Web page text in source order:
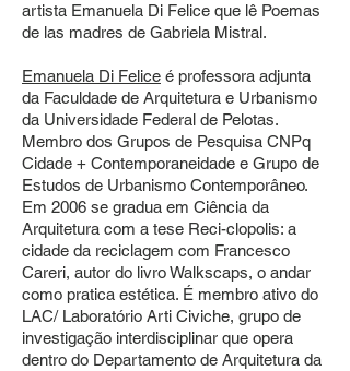
artista Emanuela Di Felice que lê Poemas
de las madres de Gabriela Mistral.
Emanuela Di Felice é professora adjunta
da Faculdade de Arquitetura e Urbanismo
da Universidade Federal de Pelotas.
Membro dos Grupos de Pesquisa CNPq
Cidade + Contemporaneidade e Grupo de
Estudos de Urbanismo Contemporâneo.
Em 2006 se gradua em Ciência da
Arquitetura com a tese Reci-clopolis: a
cidade da reciclagem com Francesco
Careri, autor do livro Walkscaps, o andar
como pratica estética. É membro ativo do
LAC/ Laboratório Arti Civiche, grupo de
investigação interdisciplinar que opera
dentro do Departamento de Arquitetura da